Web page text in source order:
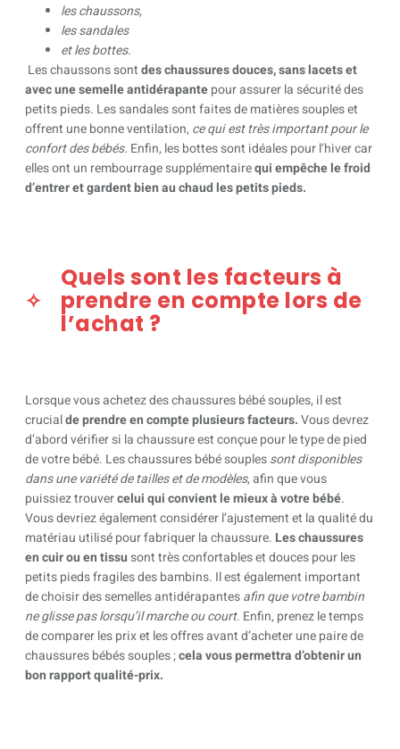
les chaussons,
les sandales
et les bottes.
Les chaussons sontdes chaussures douces, sans lacets et
avec une semelle antidérapantepour assurer la sécurité des
petits pieds. Les sandales sont faites de matières souples et
offrent une bonne ventilation, ce qui est très important pour le
confort des bébés. Enfin, les bottes sont idéales pour l’hiver car
elles ont un rembourrage supplémentairequi empêche le froid
d’entrer et gardent bien au chaud les petits pieds.
Quels sont les facteurs à
prendre en compte lors de
l’achat ?
Lorsque vous achetez des chaussures bébé souples, il est
crucialde prendre en compte plusieurs facteurs.Vous devrez
d’abord vérifier si la chaussure est conçue pour le type de pied
de votre bébé. Les chaussures bébé souplessont disponibles
dans une variété de tailles et de modèles, afin que vous
puissiez trouvercelui qui convient le mieux à votre bébé.
Vous devriez également considérer l’ajustement et la qualité du
matériau utilisé pour fabriquer la chaussure. Les chaussures
en cuir ou en tissusont très confortables et douces pour les
petits pieds fragiles des bambins. Il est également important
de choisir des semelles antidérapantesafin que votre bambin
ne glisse pas lorsqu’il marche ou court. Enfin, prenez le temps
de comparer les prix et les offres avant d’acheter une paire de
chaussures bébés souples ;cela vous permettra d’obtenir un
bon rapport qualité-prix.